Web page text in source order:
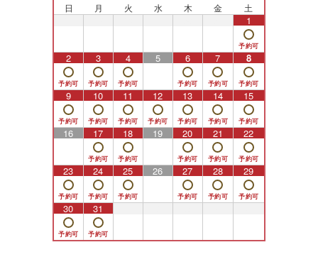
日 月 火 水 木 金 土
1
2 3 4 5 6 7 8
9 10 11 12 13 14 15
16 17 18 19 20 21 22
23 24 25 26 27 28 29
30 31